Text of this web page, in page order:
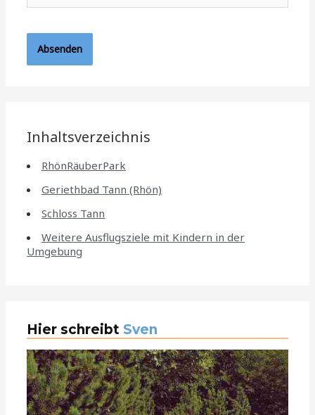
Inhaltsverzeichnis
RhönRäuberPark
Geriethbad Tann (Rhön)
Schloss Tann
Weitere Ausflugsziele mit Kindern in der
Umgebung
Hier schreibt Sven